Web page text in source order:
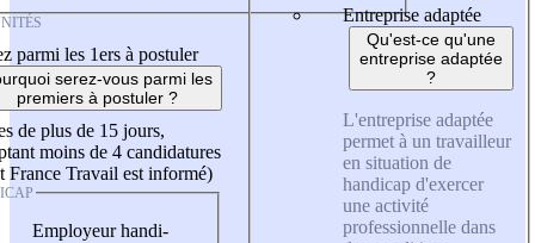
parmi les 1ers à postuler
serez-vous parmi les
premiers à postuler ?
de plus de 15 jours,
moins de 4 candidatures
France Travail est informé)
Employeur handi-
Entreprise adaptée
Qu'est-ce qu'une
entreprise adaptée
?
L'entreprise adaptée
permet à un travailleur
en situation de
handicap d'exercer
une activité
professionnelle dans